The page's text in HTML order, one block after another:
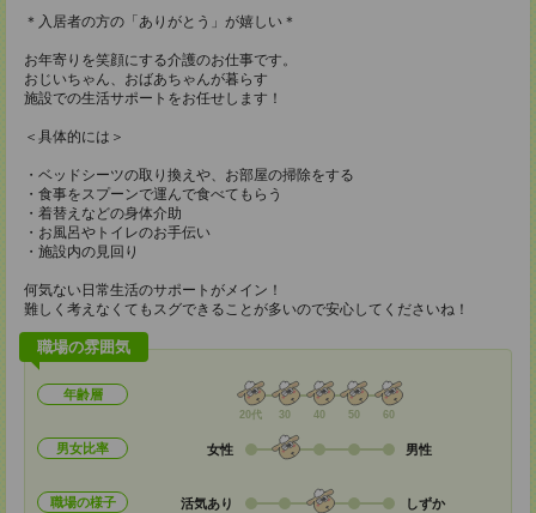
＊入居者の方の「ありがとう」が嬉しい＊
お年寄りを笑顔にする介護のお仕事です。
おじいちゃん、おばあちゃんが暮らす
施設での生活サポートをお任せします！
＜具体的には＞
・ベッドシーツの取り換えや、お部屋の掃除をする
・食事をスプーンで運んで食べてもらう
・着替えなどの身体介助
・お風呂やトイレのお手伝い
・施設内の見回り
何気ない日常生活のサポートがメイン！
難しく考えなくてもスグできることが多いので安心してくださいね！
職場の雰囲気
年齢層
20代 30 40 50 60
男女比率 女性 男性
職場の様子 活気あり しずか